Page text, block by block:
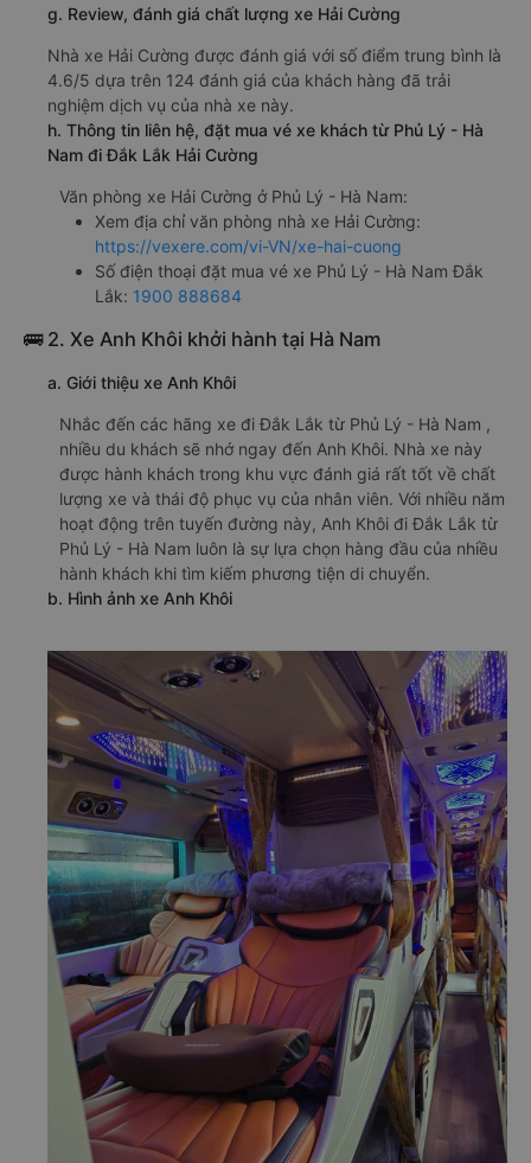
g. Review, đánh giá chất lượng xe Hải Cường
Nhà xe Hải Cường được đánh giá với số điểm trung bình là
4.6/5 dựa trên 124 đánh giá của khách hàng đã trải
nghiệm dịch vụ của nhà xe này.
h. Thông tin liên hệ, đặt mua vé xe khách từ Phủ Lý - Hà
Nam đi Đắk Lắk Hải Cường
Văn phòng xe Hải Cường ở Phủ Lý - Hà Nam:
Xem địa chỉ văn phòng nhà xe Hải Cường:
https://vexere.com/vi-VN/xe-hai-cuong
Số điện thoại đặt mua vé xe Phủ Lý - Hà Nam Đắk
Lắk: 1900 888684
🚌 2. Xe Anh Khôi khởi hành tại Hà Nam
a. Giới thiệu xe Anh Khôi
Nhắc đến các hãng xe đi Đắk Lắk từ Phủ Lý - Hà Nam ,
nhiều du khách sẽ nhớ ngay đến Anh Khôi. Nhà xe này
được hành khách trong khu vực đánh giá rất tốt về chất
lượng xe và thái độ phục vụ của nhân viên. Với nhiều năm
hoạt động trên tuyến đường này, Anh Khôi đi Đắk Lắk từ
Phủ Lý - Hà Nam luôn là sự lựa chọn hàng đầu của nhiều
hành khách khi tìm kiếm phương tiện di chuyển.
b. Hình ảnh xe Anh Khôi